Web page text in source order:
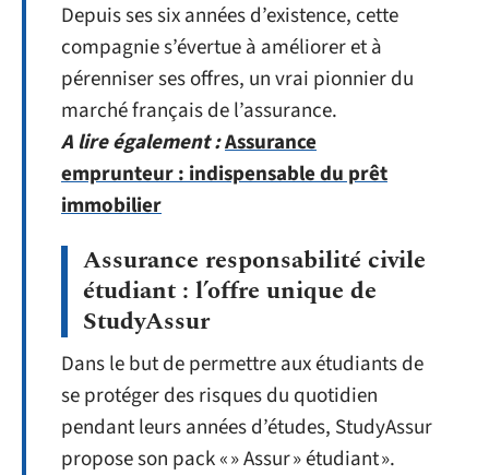
Depuis ses six années d’existence, cette
compagnie s’évertue à améliorer et à
pérenniser ses offres, un vrai pionnier du
marché français de l’assurance.
A lire également :Assurance
emprunteur : indispensable du prêt
immobilier
Assurance responsabilité civile
étudiant : l’offre unique de
StudyAssur
Dans le but de permettre aux étudiants de
se protéger des risques du quotidien
pendant leurs années d’études, StudyAssur
propose son pack « » Assur » étudiant ».